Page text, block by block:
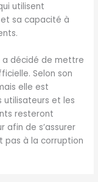
utilisent
et sa capacité à
a décidé de mettre
Selon son
elle est
utilisateurs et les
resteront
afin de s’assurer
pas à la corruption